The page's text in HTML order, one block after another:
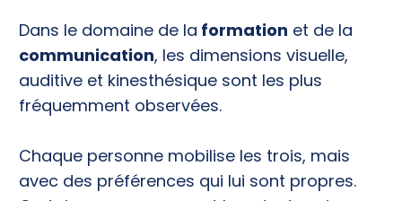
Dans le domaine de la formation et de la
communication, les dimensions visuelle,
auditive et kinesthésique sont les plus
fréquemment observées.
Chaque personne mobilise les trois, mais
avec des préférences qui lui sont propres.